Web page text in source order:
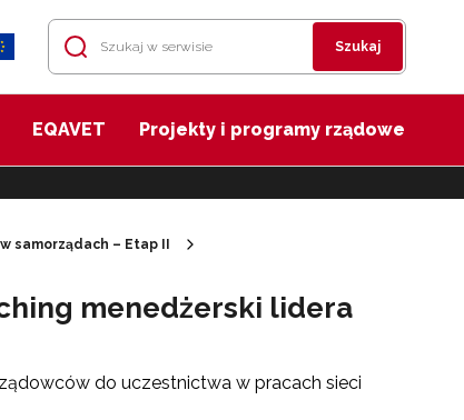
Szukaj
EQAVET Projekty i programy rządowe
samorządach – Etap II
menedżerski lidera
do uczestnictwa w pracach sieci